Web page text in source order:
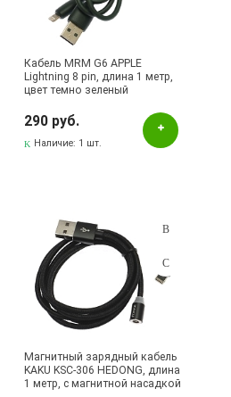
Кабель MRM G6 APPLE
Lightning 8 pin, длина 1 метр,
цвет темно зеленый
290 руб.
Наличие: 1 шт.
Магнитный зарядный кабель
KAKU KSC-306 HEDONG, длина
1 метр, с магнитной насадкой